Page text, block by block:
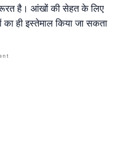
है। आंखों की सेहत के लिए
ही इस्तेमाल किया जा सकता